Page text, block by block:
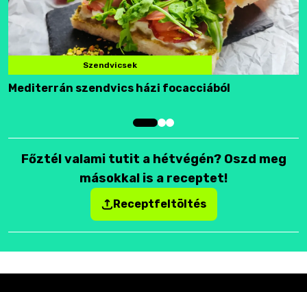
Szendvicsek
Mediterrán szendvics házi focacciából
Főztél valami tutit a hétvégén? Oszd meg
másokkal is a receptet!
Receptfeltöltés